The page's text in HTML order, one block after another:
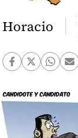
Horacio